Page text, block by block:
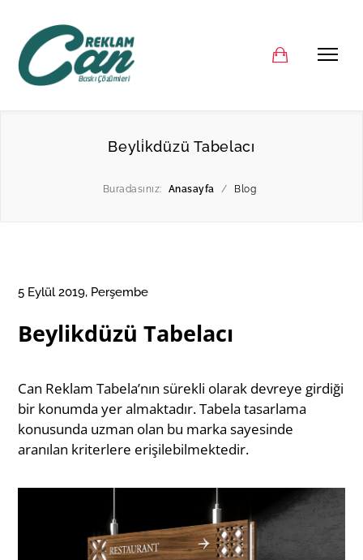
Beyli̇kdüzü Tabelacı
Buradasınız: Anasayfa / Blog
5 Eylül 2019, Perşembe
Beylikdüzü Tabelacı
Can Reklam Tabela’nın sürekli olarak devreye girdiği
bir konumda yer almaktadır. Tabela tasarlama
konusunda uzman olan bu marka sayesinde
aranılan kriterlere erişilebilmektedir.